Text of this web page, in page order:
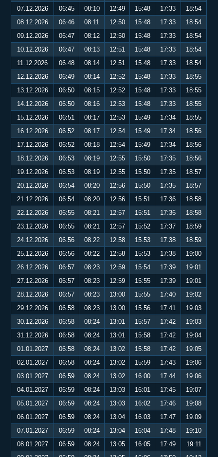
07.12.2026 06:45 08:10 12:49 15:48 17:33
18:54
08.12.2026
06:46 08:11 12:50 15:48 17:33
18:54
09.12.2026
06:47 08:12 12:50 15:48 17:33
18:54
10.12.2026
06:47 08:13 12:51 15:48 17:33
18:54
11.12.2026
06:48 08:14 12:51 15:48 17:33
18:54
12.12.2026
06:49 08:14 12:52 15:48 17:33
18:55
13.12.2026
06:50 08:15 12:52 15:48 17:33
18:55
14.12.2026
06:50 08:16 12:53 15:48 17:33
18:55
15.12.2026
06:51 08:17 12:53 15:49 17:34
18:55
16.12.2026
06:52 08:17 12:54 15:49 17:34
18:56
17.12.2026
06:52 08:18 12:54 15:49 17:34
18:56
18.12.2026
06:53 08:19 12:55 15:50 17:35
18:56
19.12.2026
06:53 08:19 12:55 15:50 17:35
18:57
20.12.2026
06:54 08:20 12:56 15:50 17:35
18:57
21.12.2026
06:54 08:20 12:56 15:51 17:36
18:58
22.12.2026
06:55 08:21 12:57 15:51 17:36
18:58
23.12.2026
06:55 08:21 12:57 15:52 17:37
18:59
24.12.2026
06:56 08:22 12:58 15:53 17:38
18:59
25.12.2026
06:56 08:22 12:58 15:53 17:38
19:00
26.12.2026
06:57 08:23 12:59 15:54 17:39
19:01
27.12.2026
06:57 08:23 12:59 15:55 17:39
19:01
28.12.2026
06:57 08:23 13:00 15:55 17:40
19:02
29.12.2026
06:58 08:23 13:00 15:56 17:41
19:03
30.12.2026
06:58 08:24 13:01 15:57 17:42
19:03
31.12.2026
06:58 08:24 13:01 15:58 17:42
19:04
01.01.2027
06:58 08:24 13:02 15:58 17:42
19:05
02.01.2027
06:58 08:24 13:02 15:59 17:43
19:06
03.01.2027
06:59 08:24 13:02 16:00 17:44
19:06
04.01.2027
06:59 08:24 13:03 16:01 17:45
19:07
05.01.2027
06:59 08:24 13:03 16:02 17:46
19:08
06.01.2027
06:59 08:24 13:04 16:03 17:47
19:09
07.01.2027
06:59 08:24 13:04 16:04 17:48
19:10
08.01.2027
06:59 08:24 13:05 16:05 17:49
19:11